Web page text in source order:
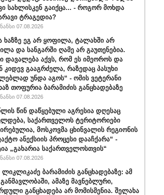
სახლისკენ გაიქცა... - როგორ მოხდა
ტრაგედია?
07.08.2026
ხაზზე ეგ არ ყოფილა, ტალახში არ
და სანგარში ღამე არ გაუთენებია.
დავალება აქვს, რომ ეს იმეოროს და
კიდევ გააგრძელა, რაზედაც პასუხი
უნდა აგოს“ - ომის ვეტერანი
თოფურია ბარამიძის განცხადებაზე
07.08.2026
წინ დაწყებული აგრესია დღესაც
საქართველოს ტერიტორიები
მოსკოვმა ცხინვალის რეგიონის
ანექსიის პროცესი დააჩქარა“ -
„გახარია საქართველოსთვის“
07.08.2026
ლიკლიკაძე ბარამიძის განცხადებაზე: ამ
განმავლობაში, ამაზე მავნებლური,
განცხადება არ მომისმენია. შელახა